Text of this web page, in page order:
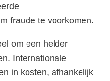
fraude te voorkomen.
om een helder
Internationale
in kosten, afhankelijk